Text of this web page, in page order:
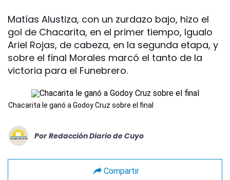
Matías Alustiza, con un zurdazo bajo, hizo el
gol de Chacarita, en el primer tiempo, Igualo
Ariel Rojas, de cabeza, en la segunda etapa, y
sobre el final Morales marcó el tanto de la
victoria para el Funebrero.
Chacarita le ganó a Godoy Cruz sobre el final
Por Redacción Diario de Cuyo
Compartir